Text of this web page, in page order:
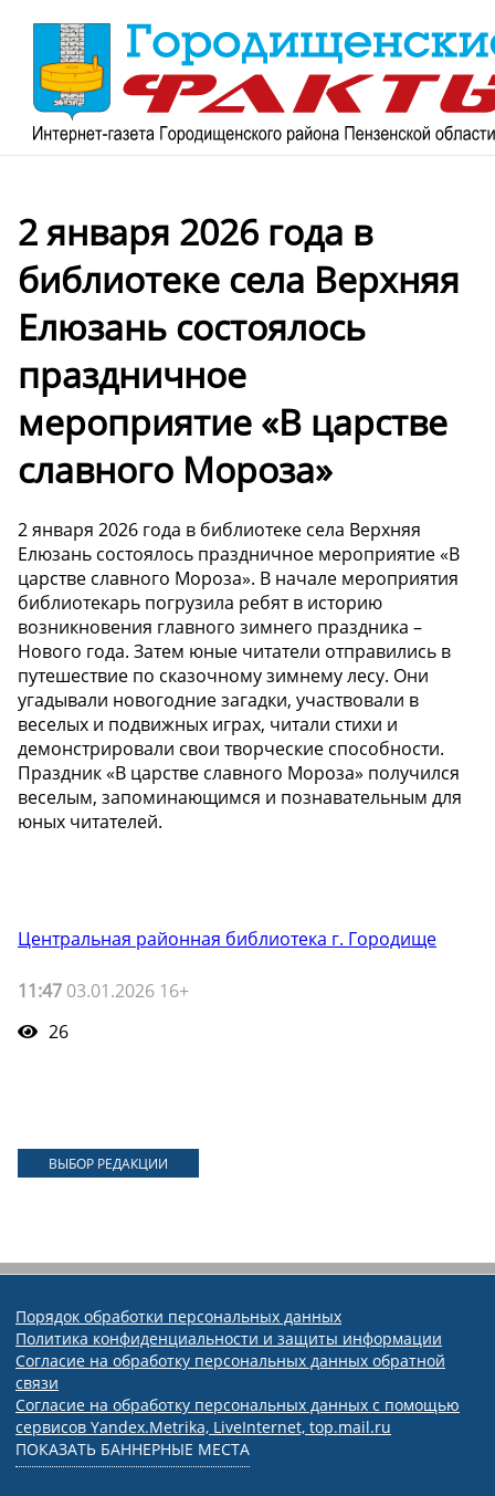
2 января 2026 года в
библиотеке села Верхняя
Елюзань состоялось
праздничное
мероприятие «В царстве
славного Мороза»
2 января 2026 года в библиотеке села Верхняя
Елюзань состоялось праздничное мероприятие «В
царстве славного Мороза». В начале мероприятия
библиотекарь погрузила ребят в историю
возникновения главного зимнего праздника –
Нового года. Затем юные читатели отправились в
путешествие по сказочному зимнему лесу. Они
угадывали новогодние загадки, участвовали в
веселых и подвижных играх, читали стихи и
демонстрировали свои творческие способности.
Праздник «В царстве славного Мороза» получился
веселым, запоминающимся и познавательным для
юных читателей.
Центральная районная библиотека г. Городище
11:47 03.01.2026 16+
26
ВЫБОР РЕДАКЦИИ
Порядок обработки персональных данных
Политика конфиденциальности и защиты информации
Согласие на обработку персональных данных обратной
связи
Согласие на обработку персональных данных с помощью
сервисов Yandex.Metrika, LiveInternet, top.mail.ru
ПОКАЗАТЬ БАННЕРНЫЕ МЕСТА